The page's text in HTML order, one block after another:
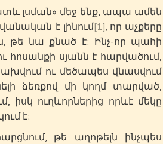
լսման» մեջ ենք, ապա ամեն
է լինում[1], որ աչքերը
թե նա քնած է: Ինչ-որ պահի
հոսանքի սյանն է հարվածում,
ու մեծապես վնասվում
ձեռքով մի կողմ տարված,
իսկ ուղևորներից որևէ մեկը
է:
թե աղոթելն ինչպես